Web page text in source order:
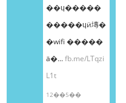
��ɥ�����
�����ɥӥ塼�
�wifi �����
ä�...fb.me/LTqzi
L1t
12��5��